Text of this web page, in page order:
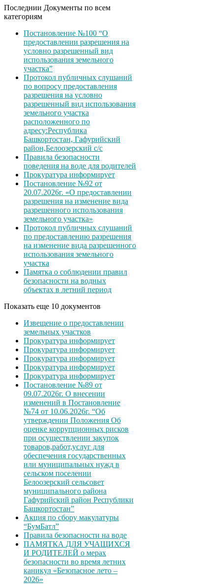
Последнии Документы по всем
категориям
Постановление №100 “О
предоставлении разрешения на
условно разрешенный вид
использования земельного
участка”
Протокол публичных слушаний
по вопросу предоставления
разрешения на условно
разрешенный вид использования
земельного участка
расположенного по
адресу:Республика
Башкортостан, Гафурийский
район,Белоозерский с/с
Правила безопасности
поведения на воде для родителей
Прокуратура информирует
Постановление №92 от
20.07.2026г. «О предоставлении
разрешения на изменение вида
разрешенного использования
земельного участка»
Протокол публичных слушаний
по предоставлению разрешения
на изменение вида разрешенного
использования земельного
участка
Памятка о соблюдении правил
безопасности на водных
объектах в летний период
Показать еще 10 документов
Извещение о предоставлении
земельных участков
Прокуратура информирует
Прокуратура информирует
Прокуратура информирует
Прокуратура информирует
Прокуратура информирует
Постановление №89 от
09.07.2026г. О внесении
изменений в Постановление
№74 от 10.06.2026г. “Об
утверждении Положения Об
оценке коррупционных рисков
при осуществлении закупок
товаров,работ,услуг для
обеспечения государственных
или муниципальных нужд в
сельском поселении
Белоозерский сельсовет
муниципального района
Гафурийский район Республики
Башкортостан”
Акция по сбору макулатуры
“БумБатл”
Правила безопасности на воде
ПАМЯТКА ДЛЯ УЧАЩИХСЯ
И РОДИТЕЛЕЙ о мерах
безопасности во время летних
каникул «Безопасное лето –
2026»